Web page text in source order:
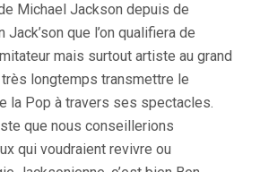
Michael Jackson depuis de
que l’on qualifiera de
mais surtout artiste au grand
longtemps transmettre le
la Pop à travers ses spectacles.
que nous conseillerions
qui voudraient revivre ou